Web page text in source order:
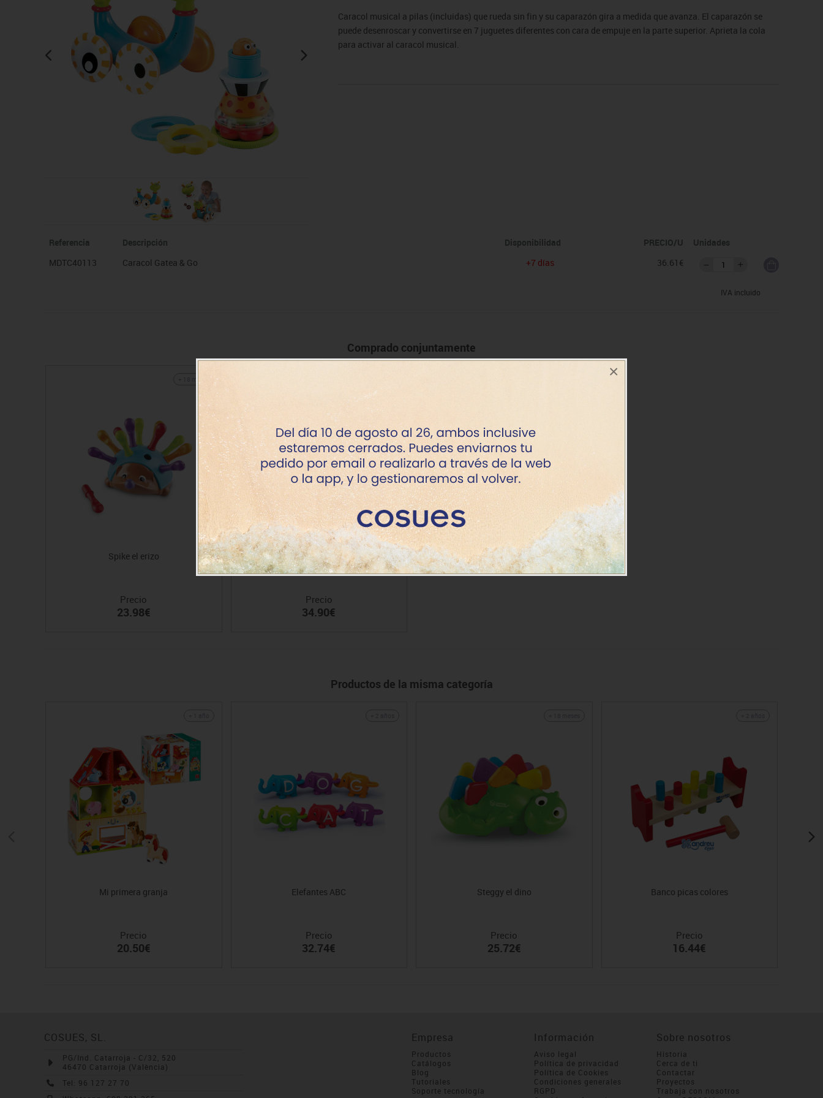
×
Manualidades
Material escolar
Plastifica, encuaderna, destruye
Papel y manipulados
Juegos de mesa
Juegos simbólicos
Pizarras, vitrinas y expositores
Sillas, bancos y taburetes
Vex robotics
Otros
Caracol musical a pilas (incluidas) que rueda sin fin y su caparazón gira a medida que avanza. El caparazón se
puede desenroscar y convertirse en 7 juguetes diferentes con cara de empuje en la parte superior. Aprieta la cola
para activar al caracol musical.
Referencia Descripción Disponibilidad PRECIO/U
Unidades
MDTC40113
Caracol Gatea & Go +7 días 36.61€
IVA incluido
Comprado conjuntamente
Spike el erizo
Precio
23.98€
Peluche emocional Emotions Buddy
Precio
34.90€
Productos de la misma categoría
Mi primera granja
Precio
20.50€
Elefantes ABC
Precio
32.74€
Steggy el dino
Precio
25.72€
Banco picas colores
Precio
16.44€
COSUES, SL.
PG/Ind. Catarroja - C/32, 520
46470 Catarroja (València)
Tel: 96 127 27 70
Empresa
Productos
Catálogos
Blog
Tutoriales
Soporte tecnología
Información
Aviso legal
Política de privacidad
Política de Cookies
Condiciones generales
RGPD
Sobre nosotros
Historia
Cerca de ti
Contactar
Proyectos
Trabaja con nosotros